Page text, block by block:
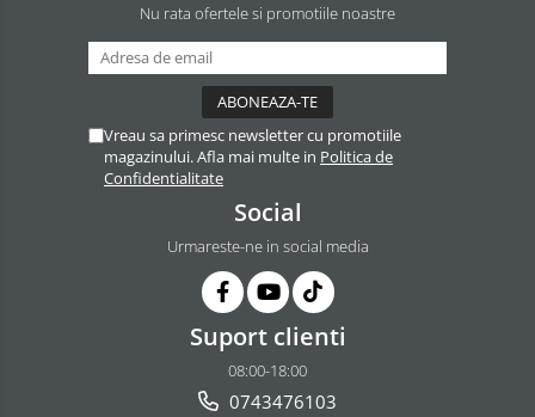
Nu rata ofertele si promotiile noastre
Vreau sa primesc newsletter cu promotiile
magazinului. Afla mai multe in Politica de
Confidentialitate
Social
Urmareste-ne in social media
Suport clienti
08:00-18:00
0743476103